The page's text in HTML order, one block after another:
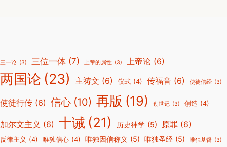
三一论 (3) 三位一体 (7) 上帝的属性 (3) 上帝论 (6)
两国论 (23) 主祷文 (6) 仪式 (4) 传福音 (6) 使徒信经 (3)
使徒行传 (6) 信心 (10) 再版 (19) 创世记 (3) 创造 (4)
加尔文主义 (6) 十诫 (21) 历史神学 (5) 原罪 (6)
反律主义 (4) 唯独信心 (4) 唯独因信称义 (5) 唯独圣经 (5) 唯独基督 (3)